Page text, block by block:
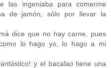
las ingeniaba para comerme
de jamón, sólo por llevar la
dice que no hay carne, pues
lo hago yo, lo hago a mi
y el bacalao tiene una